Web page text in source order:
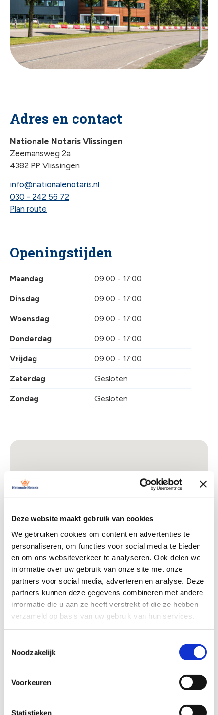
Deze website maakt gebruik van cookies
We gebruiken cookies om content en advertenties te
personaliseren, om functies voor social media te bieden
en om ons websiteverkeer te analyseren. Ook delen we
informatie over uw gebruik van onze site met onze
partners voor social media, adverteren en analyse. Deze
partners kunnen deze gegevens combineren met andere
informatie die u aan ze heeft verstrekt of die ze hebben
verzameld op basis van uw gebruik van hun services.
Noodzakelijk
Voorkeuren
Statistieken
Adres en contact
Nationale Notaris Vlissingen
Zeemansweg 2a
4382 PP Vlissingen
info@nationalenotaris.nl
030 - 242 56 72
Plan route
Openingstijden
Maandag 09.00 - 17:00
Dinsdag 09.00 - 17:00
Woensdag 09.00 - 17:00
Donderdag 09.00 - 17:00
Vrijdag 09.00 - 17:00
Zaterdag Gesloten
Zondag Gesloten
Nationale Notaris Vlissingen
Zeemansweg 2a 4382 PP Vlissingen